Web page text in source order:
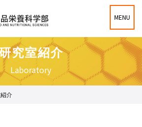
究室紹介
Laboratory
介